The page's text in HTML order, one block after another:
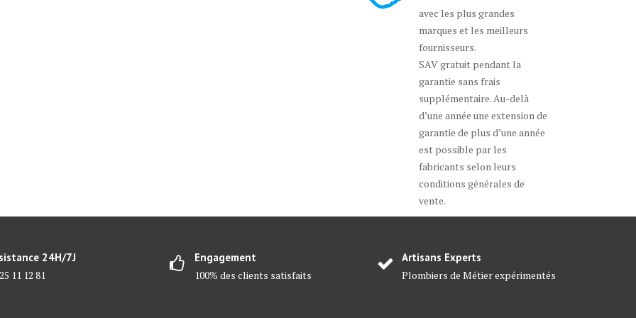
avec les plus grandes
marques et les meilleurs
fournisseurs.
SAV gratuit pendant la
garantie sans frais
supplémentaire. Au-delà
d’une année une extension de
garantie de plus d’une année
est possible par les
fabricants selon leurs
conditions générales de
vente.
24H/7J
11 12 81
Engagement
100% des clients satisfaits
Artisans Experts
Plombiers de Métier expérimentés